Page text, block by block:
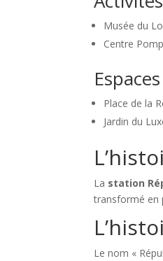
Musée du
Centre
Place de la
Jardin du
La station
transformé en
Le nom «